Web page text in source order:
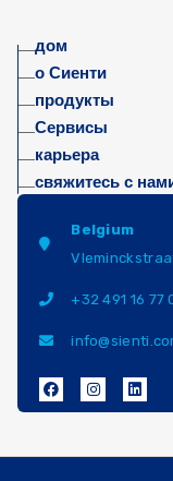
дом
о Сиенти
продукты
Сервисы
карьера
свяжитесь с
Belgium
+32 491 16 77
F
a
c
o
I
n
s
g
L
i
n
d